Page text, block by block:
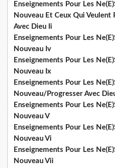
Enseignements Pour Les
Nouveau Et Ceux Qui Veulent
Avec Dieu Ii
Enseignements Pour Les
Nouveau Iv
Enseignements Pour Les
Nouveau Ix
Enseignements Pour Les
Nouveau/Progresser Avec
Enseignements Pour Les
Nouveau V
Enseignements Pour Les
Nouveau Vi
Enseignements Pour Les
Nouveau Vii